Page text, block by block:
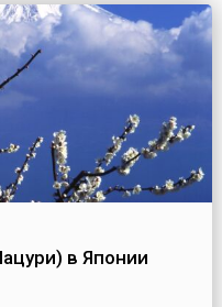
в Японии